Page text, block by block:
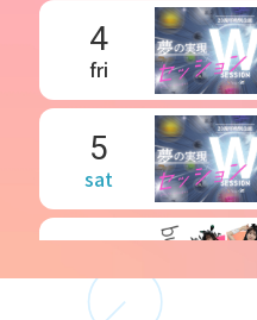
4
fri
5
sat
sun